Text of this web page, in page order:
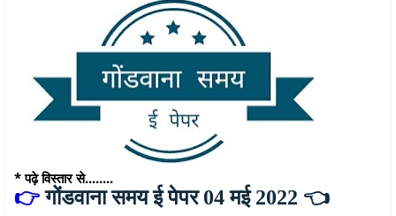
* पढ़े विस्तार से........
👉गोंडवाना समय ई पेपर 04 मई 2022 👈